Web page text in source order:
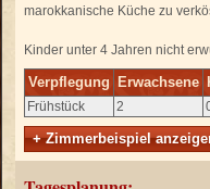
marokkanische Küche zu
Kinder unter 4 Jahren nicht
Verpflegung Erwachsene
Frühstück 2
+ Zimmerbeispiel